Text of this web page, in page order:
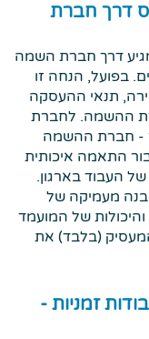
דרך חברת
דרך חברת השמה
בפועל, הנחה זו
תנאי ההעסקה
ההשמה. לחברת
- חברת ההשמה
התאמה איכותית
העבוד בארגון.
מעמיקה של
של המועמד
(בלבד) את
זמניות -